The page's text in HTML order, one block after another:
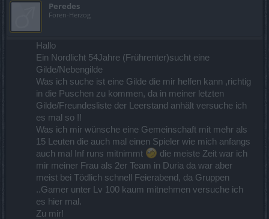
Peredes
Foren-Herzog
Hallo
Ein Nordlicht 54Jahre (Frührenter)sucht eine
Gilde/Nebengilde
Was ich suche ist eine Gilde die mir helfen kann ,richtig
in die Puschen zu kommen, da in meiner letzten
Gilde/Freundesliste der Leerstand anhält versuche ich
es mal so !!
Was ich mir wünsche eine Gemeinschaft mit mehr als
15 Leuten die auch mal einen Spieler wie mich anfangs
auch mal Inf runs mitnimmt
die meiste Zeit war ich
mir meiner Frau als 2er Team in Duria da war aber
meist bei Tödlich schnell Feierabend, da Gruppen
..Gamer unter Lv 100 kaum mitnehmen versuche ich
es hier mal.
Zu mir!